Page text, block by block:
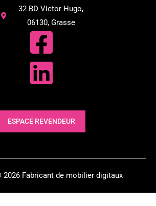
32 BD Victor Hugo,
06130, Grasse
ESPACE REVENDEUR
Fabricant de mobilier digitaux